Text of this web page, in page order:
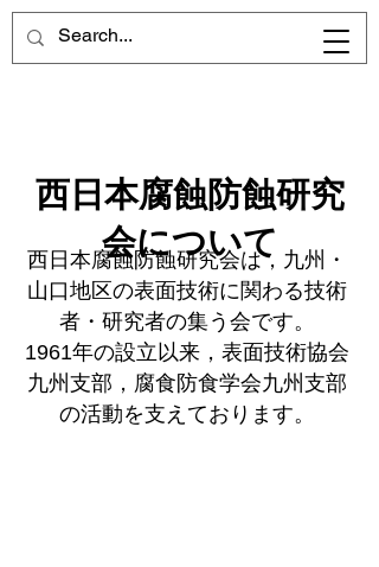
西日本腐蝕防蝕研究会は，九州・
山口地区の表面技術に関わる技術
者・研究者の集う会です。
1961年の設立以来，表面技術協会
九州支部，腐食防食学会九州支部
の活動を支えております。
西日本腐蝕防蝕研究
会について